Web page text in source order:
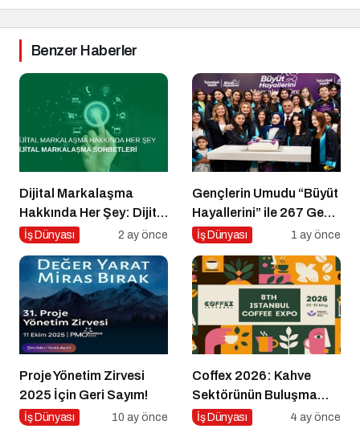
Benzer Haberler
Dijital Markalaşma
Hakkında Her Şey: Dijital
Markalaşma Sohbetleri
İş Dünyası 2 ay önce
Gençlerin Umudu “Büyüt
Hayallerini” ile 267 Genç
Daha Kanatlandı
İş Dünyası 1 ay önce
Proje Yönetim Zirvesi
2025 İçin Geri Sayım!
İş Dünyası 10 ay önce
Coffex 2026: Kahve
Sektörünün Buluşma
Noktası
İş Dünyası 4 ay önce